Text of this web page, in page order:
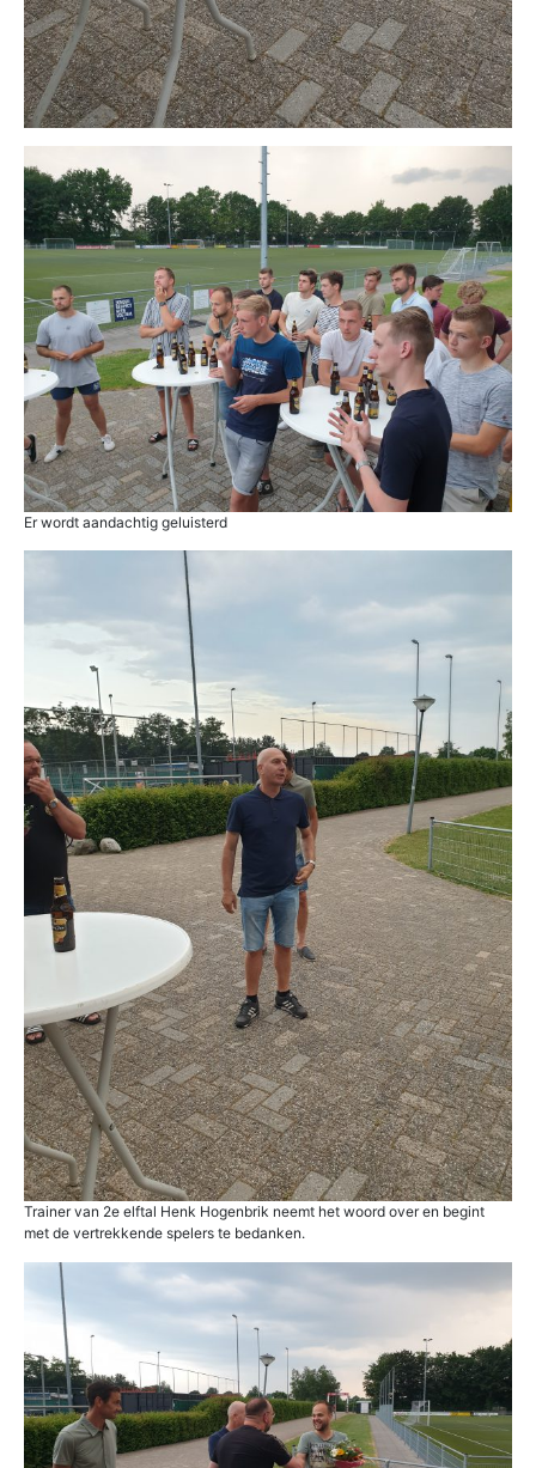
Er wordt aandachtig geluisterd
Trainer van 2e elftal Henk Hogenbrik neemt het woord over en begint
met de vertrekkende spelers te bedanken.